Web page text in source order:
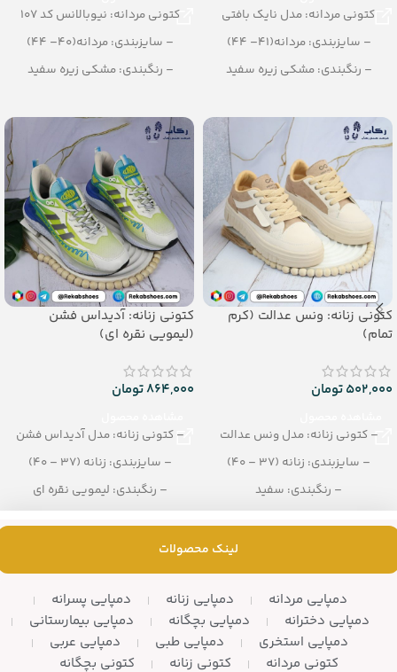
کتونی مردانه: مدل نایک بافتی
– سایزبندی: مردانه(41– 44)
– رنگبندی: مشکی زیره سفید
کتونی مردانه: نیوبالانس کد 107
– سایزبندی: مردانه(40– 44)
– رنگبندی: مشکی زیره سفید
کتونی زنانه: ونس عدالت (کرم
تمام)
502,000تومان
– کتونی زنانه: مدل ونس عدالت
– سایزبندی: زنانه (37 – 40)
– رنگبندی: سفید
کتونی زنانه: آدیداس فشن
(لیمویی نقره ای)
864,000تومان
– کتونی زنانه: مدل آدیداس فشن
– سایزبندی: زنانه (37 – 40)
– رنگبندی: لیمویی نقره ای
لینک محصولات
دمپایی مردانه دمپایی زنانه
دمپایی پسرانه
دمپایی دخترانه
دمپایی بچگانه
دمپایی بیمارستانی
دمپایی استخری
دمپایی طبی
دمپایی عربی
کتونی مردانه
کتونی زنانه کتونی بچگانه